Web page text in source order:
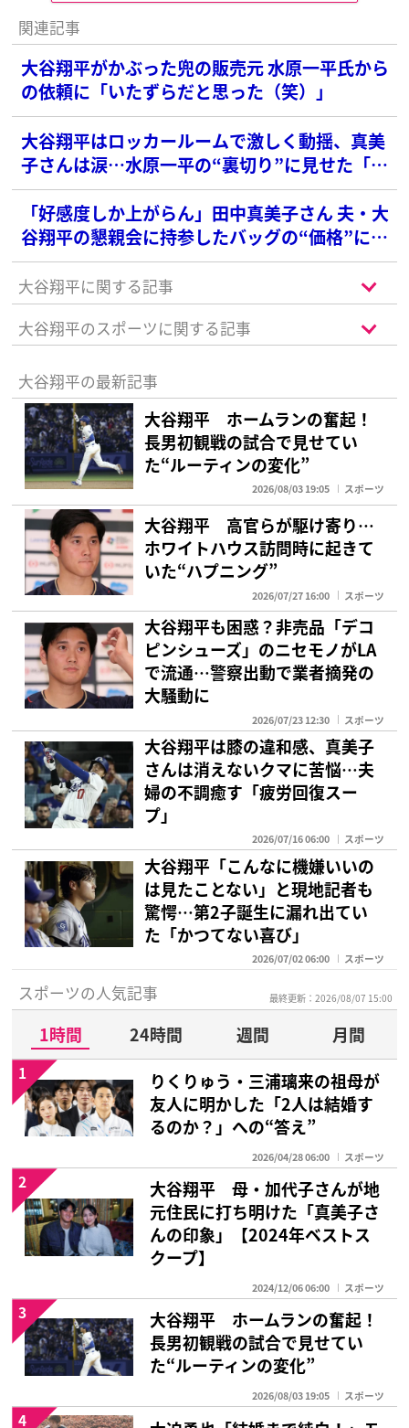
関連記事
大谷翔平がかぶった兜の販売元 水原一平氏から
の依頼に「いたずらだと思った（笑）」
大谷翔平はロッカールームで激しく動揺、真美
子さんは涙…水原一平の“裏切り”に見せた「夫
婦の憔悴」
「好感度しか上がらん」田中真美子さん 夫・大
谷翔平の懇親会に持参したバッグの“価格”に
SNS衝撃
大谷翔平に関する記事
大谷翔平のスポーツに関する記事
大谷翔平の最新記事
大谷翔平 ホームランの奮起！
長男初観戦の試合で見せてい
た“ルーティンの変化”
2026/08/03 19:05 スポーツ
大谷翔平 高官らが駆け寄り…
ホワイトハウス訪問時に起きて
いた“ハプニング”
2026/07/27 16:00 スポーツ
大谷翔平も困惑？非売品「デコ
ピンシューズ」のニセモノがLA
で流通…警察出動で業者摘発の
大騒動に
2026/07/23 12:30 スポーツ
大谷翔平は膝の違和感、真美子
さんは消えないクマに苦悩…夫
婦の不調癒す「疲労回復スー
プ」
2026/07/16 06:00 スポーツ
大谷翔平「こんなに機嫌いいの
は見たことない」と現地記者も
驚愕…第2子誕生に漏れ出てい
た「かつてない喜び」
2026/07/02 06:00 スポーツ
スポーツの人気記事 最終更新：2026/08/07 15:00
1時間 24時間 週間
月間
りくりゅう・三浦璃来の祖母が
友人に明かした「2人は結婚す
るのか？」への“答え”
2026/04/28 06:00 スポーツ
1
大谷翔平 母・加代子さんが地
元住民に打ち明けた「真美子さ
んの印象」【2024年ベストス
クープ】
2024/12/06 06:00 スポーツ
2
大谷翔平 ホームランの奮起！
長男初観戦の試合で見せてい
た“ルーティンの変化”
2026/08/03 19:05 スポーツ
3
4